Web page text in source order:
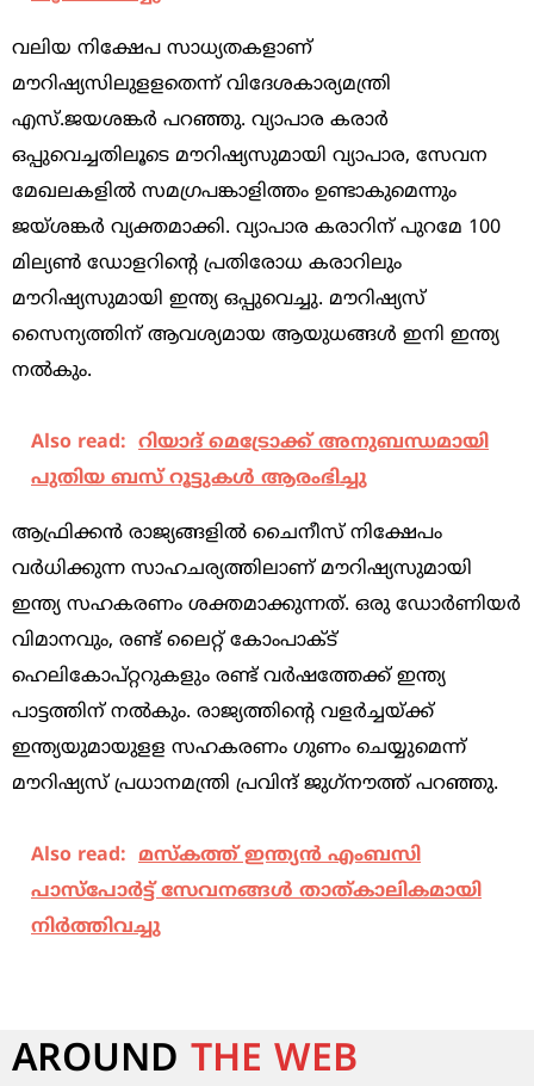
വലിയ നിക്ഷേപ സാധ്യതകളാണ്
മൗറിഷ്യസിലുളളതെന്ന് വിദേശകാര്യമന്ത്രി
എസ്.ജയശങ്കര്‍ പറഞ്ഞു. വ്യാപാര കരാര്‍
ഒപ്പുവെച്ചതിലൂടെ മൗറിഷ്യസുമായി വ്യാപാര, സേവന
മേഖലകളില്‍ സമഗ്രപങ്കാളിത്തം ഉണ്ടാകുമെന്നും
ജയ്ശങ്കര്‍ വ്യക്തമാക്കി. വ്യാപാര കരാറിന് പുറമേ 100
മില്യണ്‍ ഡോളറിന്റെ പ്രതിരോധ കരാറിലും
മൗറിഷ്യസുമായി ഇന്ത്യ ഒപ്പുവെച്ചു. മൗറിഷ്യസ്
സൈന്യത്തിന് ആവശ്യമായ ആയുധങ്ങള്‍ ഇനി ഇന്ത്യ
നല്‍കും.
Also read: റിയാദ് മെട്രോക്ക് അനുബന്ധമായി
പുതിയ ബസ് റൂട്ടുകൾ ആരംഭിച്ചു
ആഫ്രിക്കന്‍ രാജ്യങ്ങളില്‍ ചൈനീസ് നിക്ഷേപം
വര്‍ധിക്കുന്ന സാഹചര്യത്തിലാണ് മൗറിഷ്യസുമായി
ഇന്ത്യ സഹകരണം ശക്തമാക്കുന്നത്. ഒരു ഡോര്‍ണിയര്‍
വിമാനവും, രണ്ട് ലൈറ്റ് കോംപാക്ട്
ഹെലികോപ്റ്ററുകളും രണ്ട് വര്‍ഷത്തേക്ക് ഇന്ത്യ
പാട്ടത്തിന് നല്‍കും. രാജ്യത്തിന്റെ വളര്‍ച്ചയ്ക്ക്
ഇന്ത്യയുമായുളള സഹകരണം ഗുണം ചെയ്യുമെന്ന്
മൗറിഷ്യസ് പ്രധാനമന്ത്രി പ്രവിന്ദ് ജുഗ്‌നൗത്ത് പറഞ്ഞു.
Also read: മസ്‌കത്ത് ഇന്ത്യന്‍ എംബസി
പാസ്‌പോര്‍ട്ട് സേവനങ്ങള്‍ താത്കാലികമായി
നിര്‍ത്തിവച്ചു
AROUND THE WEB